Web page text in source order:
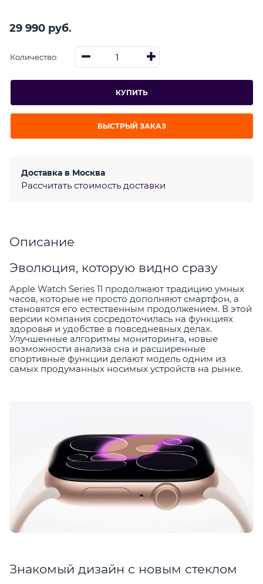
29 990 руб.
Количество:
КУПИТЬ
БЫСТРЫЙ ЗАКАЗ
Доставка в Москва
Рассчитать стоимость доставки
Описание
Эволюция, которую видно сразу
Apple Watch Series 11 продолжают традицию умных
часов, которые не просто дополняют смартфон, а
становятся его естественным продолжением. В этой
версии компания сосредоточилась на функциях
здоровья и удобстве в повседневных делах.
Улучшенные алгоритмы мониторинга, новые
возможности анализа сна и расширенные
спортивные функции делают модель одним из
самых продуманных носимых устройств на рынке.
Знакомый дизайн с новым стеклом